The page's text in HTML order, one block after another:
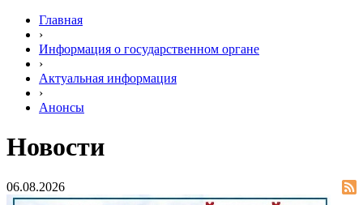
Главная
›
Информация о государственном органе
›
Актуальная информация
›
Анонсы
Новости
06.08.2026